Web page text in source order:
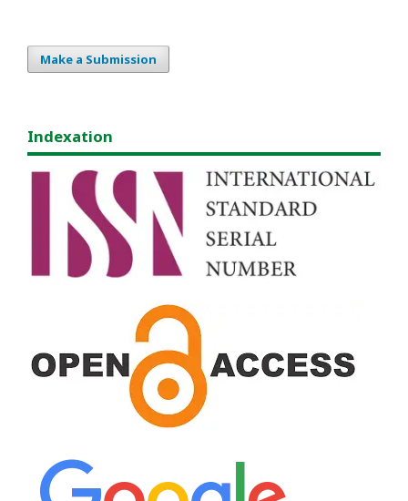
Make a Submission
Indexation